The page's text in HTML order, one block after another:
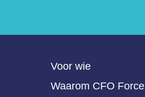
Voor wie
Waarom CFO Force